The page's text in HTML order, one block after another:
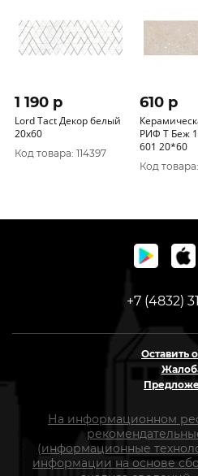
1 190 p
Lord Tact Декор белый
20х60
Код товара: 114397
610 p
РИФ Т Беж
601 20*60
Код
+7 (4832)
Оставить
На информационном
(информационные
информации на основе